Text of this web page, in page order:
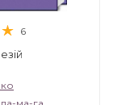
6